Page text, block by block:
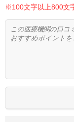
※100文字以上800文